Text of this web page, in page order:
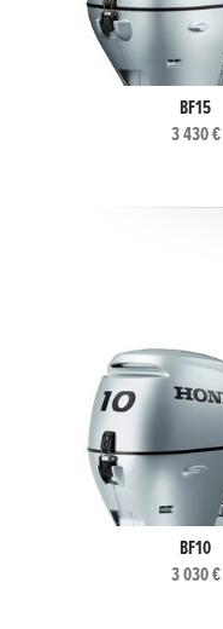
BF15
3 430 €
BF10
3 030 €